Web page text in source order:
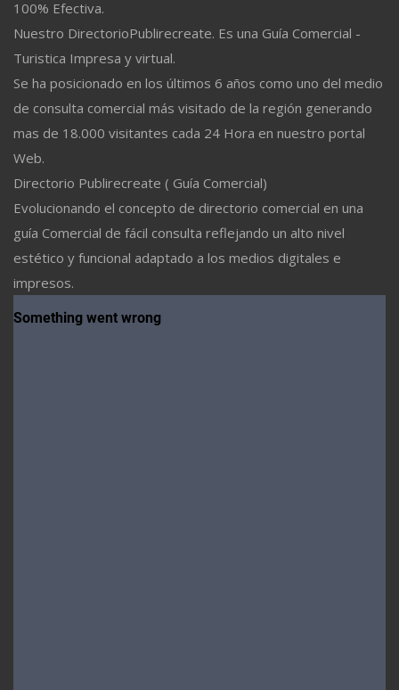
100% Efectiva.
Nuestro DirectorioPublirecreate. Es una Guía Comercial -
Turistica Impresa y virtual.
Se ha posicionado en los últimos 6 años como uno del medio
de consulta comercial más visitado de la región generando
mas de 18.000 visitantes cada 24 Hora en nuestro portal
Web.
Directorio Publirecreate ( Guía Comercial)
Evolucionando el concepto de directorio comercial en una
guía Comercial de fácil consulta reflejando un alto nivel
estético y funcional adaptado a los medios digitales e
impresos.